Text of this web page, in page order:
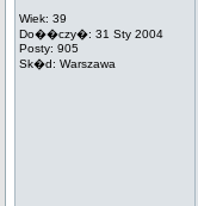
Wiek: 39
Do��czy�: 31 Sty 2004
Posty: 905
Sk�d: Warszawa